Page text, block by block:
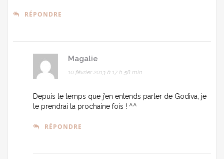
RÉPONDRE
Magalie
10 février 2013 à 17 h 58 min
Depuis le temps que j’en entends parler de Godiva, je
le prendrai la prochaine fois ! ^^
RÉPONDRE